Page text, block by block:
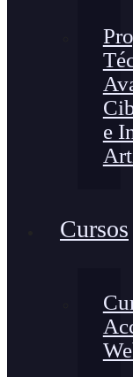
e
Cursos